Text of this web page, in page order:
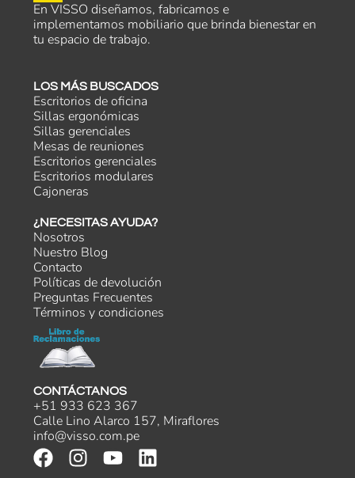
En VISSO diseñamos, fabricamos e
implementamos mobiliario que brinda bienestar en
tu espacio de trabajo.
LOS MÁS BUSCADOS
Escritorios de oficina
Sillas ergonómicas
Sillas gerenciales
Mesas de reuniones
Escritorios gerenciales
Escritorios modulares
Cajoneras
¿NECESITAS AYUDA?
Nosotros
Nuestro Blog
Contacto
Políticas de devolución
Preguntas Frecuentes
Términos y condiciones
CONTÁCTANOS
+51 933 623 367
Calle Lino Alarco 157, Miraflores
info@visso.com.pe